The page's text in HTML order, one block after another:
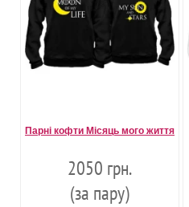
Парні кофти Місяць мого життя
2050 грн.
(за пару)